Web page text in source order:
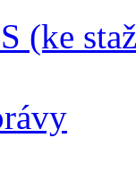
(ke